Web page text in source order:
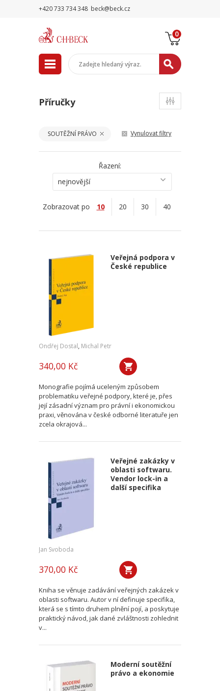
+420 733 734 348 beck@beck.cz
0
Příručky
SOUTĚŽNÍ PRÁVO Vynulovat filtry
Řazení:
nejnovější
Zobrazovat po 10 20 30 40
Veřejná podpora v
České republice
Ondřej Dostal, Michal Petr
340,00 Kč
Monografie pojímá uceleným způsobem
problematiku veřejné podpory, které je, přes
její zásadní význam pro právní i ekonomickou
praxi, věnována v české odborné literatuře jen
zcela okrajová...
Veřejné zakázky v
oblasti softwaru.
Vendor lock-in a
další specifika
Jan Svoboda
370,00 Kč
Kniha se věnuje zadávání veřejných zakázek v
oblasti softwaru. Autor v ní definuje specifika,
která se s tímto druhem plnění pojí, a poskytuje
praktický návod, jak dané zvláštnosti zohlednit
v...
Moderní soutěžní
právo a ekonomie